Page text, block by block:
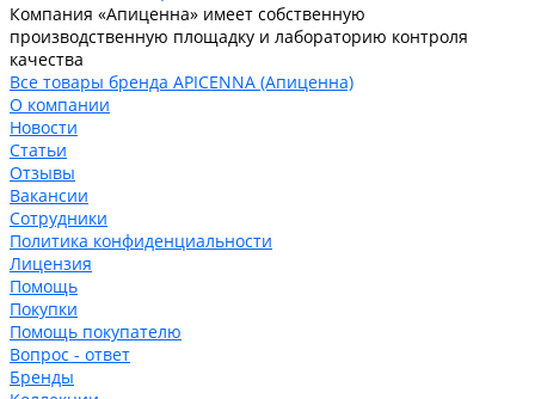
Компания «Апиценна» имеет собственную
производственную площадку и лабораторию контроля
качества
Все товары бренда APICENNA (Апиценна)
О компании
Новости
Статьи
Отзывы
Вакансии
Сотрудники
Политика конфиденциальности
Лицензия
Помощь
Покупки
Помощь покупателю
Вопрос - ответ
Бренды